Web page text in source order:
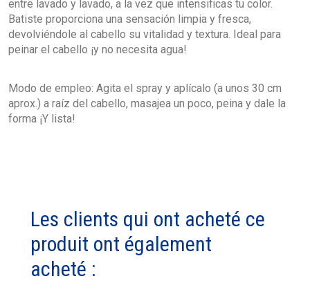
entre lavado y lavado, a la vez que intensificas tu color.
Batiste proporciona una sensación limpia y fresca,
devolviéndole al cabello su vitalidad y textura. Ideal para
peinar el cabello ¡y no necesita agua!
Modo de empleo: Agita el spray y aplícalo (a unos 30 cm
aprox.) a raíz del cabello, masajea un poco, peina y dale la
forma ¡Y lista!
Les clients qui ont acheté ce
produit ont également
acheté :